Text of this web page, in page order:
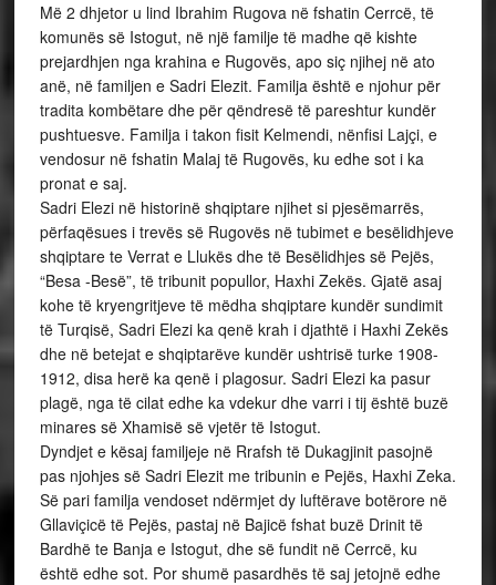
Më 2 dhjetor u lind Ibrahim Rugova në fshatin Cerrcë, të
komunës së Istogut, në një familje të madhe që kishte
prejardhjen nga krahina e Rugovës, apo siç njihej në ato
anë, në familjen e Sadri Elezit. Familja është e njohur për
tradita kombëtare dhe për qëndresë të pareshtur kundër
pushtuesve. Familja i takon fisit Kelmendi, nënfisi Lajçi, e
vendosur në fshatin Malaj të Rugovës, ku edhe sot i ka
pronat e saj.
Sadri Elezi në historinë shqiptare njihet si pjesëmarrës,
përfaqësues i trevës së Rugovës në tubimet e besëlidhjeve
shqiptare te Verrat e Llukës dhe të Besëlidhjes së Pejës,
“Besa -Besë”, të tribunit popullor, Haxhi Zekës. Gjatë asaj
kohe të kryengritjeve të mëdha shqiptare kundër sundimit
të Turqisë, Sadri Elezi ka qenë krah i djathtë i Haxhi Zekës
dhe në betejat e shqiptarëve kundër ushtrisë turke 1908-
1912, disa herë ka qenë i plagosur. Sadri Elezi ka pasur
plagë, nga të cilat edhe ka vdekur dhe varri i tij është buzë
minares së Xhamisë së vjetër të Istogut.
Dyndjet e kësaj familjeje në Rrafsh të Dukagjinit pasojnë
pas njohjes së Sadri Elezit me tribunin e Pejës, Haxhi Zeka.
Së pari familja vendoset ndërmjet dy luftërave botërore në
Gllaviçicë të Pejës, pastaj në Bajicë fshat buzë Drinit të
Bardhë te Banja e Istogut, dhe së fundit në Cerrcë, ku
është edhe sot. Por shumë pasardhës të saj jetojnë edhe